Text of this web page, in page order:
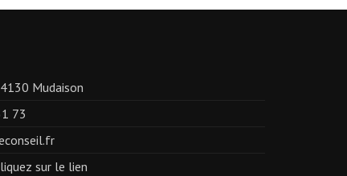
Mudaison
73
sur le lien